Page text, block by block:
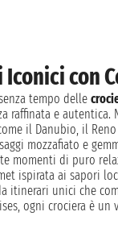
Iconici con
tempo delle
raffinata e
il Danubio, il
mozzafiato e
momenti di puro
ispirata ai sapori
itinerari unici che
ogni crociera è